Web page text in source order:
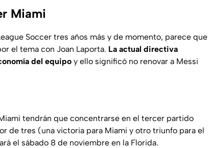
Miami
Soccer tres años más y de momento, parece que
el tema con Joan Laporta. La actual directiva
del equipo y ello significó no renovar a Messi
tendrán que concentrarse en el tercer partido
de tres (una victoria para Miami y otro triunfo para el
el sábado 8 de noviembre en la Florida.